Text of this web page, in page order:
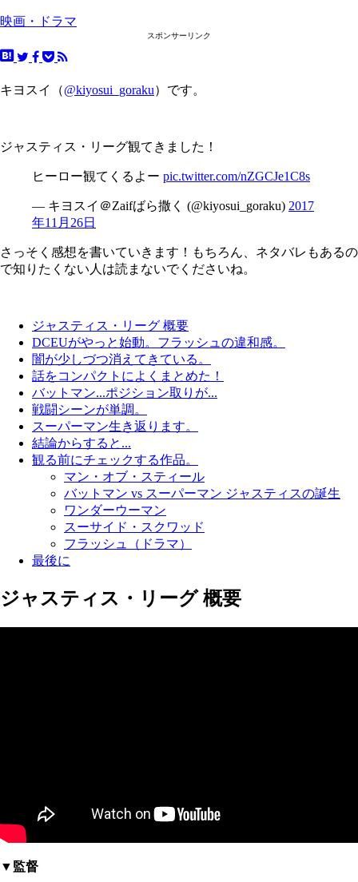
映画・ドラマ
スポンサーリンク
キヨスイ（@kiyosui_goraku）です。
ジャスティス・リーグ観てきました！
ヒーロー観てくるよー pic.twitter.com/nZGCJe1C8s
— キヨスイ＠Zaifばら撒く (@kiyosui_goraku) 2017
年11月26日
さっそく感想を書いていきます！もちろん、ネタバレもあるの
で知りたくない人は読まないでくださいね。
ジャスティス・リーグ 概要
DCEUがやっと始動。フラッシュの違和感。
闇が少しづつ消えてきている。
話をコンパクトによくまとめた！
バットマン...ポジション取りが...
戦闘シーンが単調。
スーパーマン生き返ります。
結論からすると...
観る前にチェックする作品。
マン・オブ・スティール
バットマン vs スーパーマン ジャスティスの誕生
ワンダーウーマン
スーサイド・スクワッド
フラッシュ（ドラマ）
最後に
ジャスティス・リーグ 概要
▼監督